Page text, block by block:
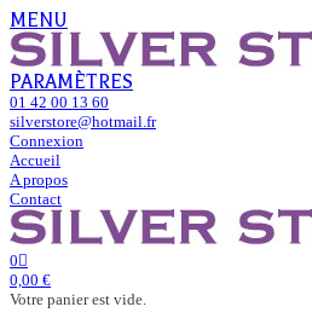
MENU
PARAMÈTRES
01 42 00 13 60
silverstore@hotmail.fr
Connexion
Accueil
A propos
Contact
0
0,00 €
Votre panier est vide.